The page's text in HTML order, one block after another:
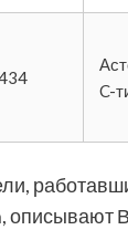
C-
описывают